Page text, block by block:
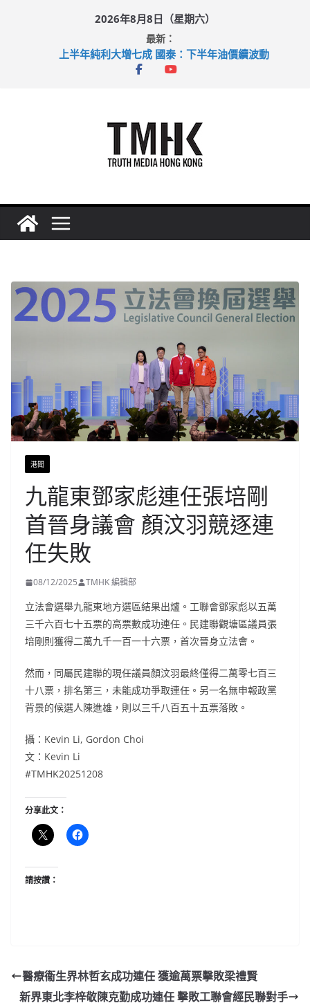
2026年8月8日（星期六）
最新：
上半年純利大增七成 國泰：下半年油價續波動
拜仁熱身賽挫維拉 啟德主場館奪錦標
港聞
九龍東鄧家彪連任張培剛
首晉身議會 顏汶羽競逐連
任失敗
08/12/2025 TMHK 編輯部
立法會選舉九龍東地方選區結果出爐。工聯會鄧家彪以五萬
三千六百七十五票的高票數成功連任。民建聯觀塘區議員張
培剛則獲得二萬九千一百一十六票，首次晉身立法會。
然而，同屬民建聯的現任議員顏汶羽最終僅得二萬零七百三
十八票，排名第三，未能成功爭取連任。另一名無申報政黨
背景的候選人陳進雄，則以三千八百五十五票落敗。
攝：Kevin Li, Gordon Choi
文：Kevin Li
#TMHK20251208
分享此文：
請按讚：
醫療衞生界林哲玄成功連任 獲逾萬票擊敗梁禮賢
新界東北李梓敬陳克勤成功連任 擊敗工聯會經民聯對手